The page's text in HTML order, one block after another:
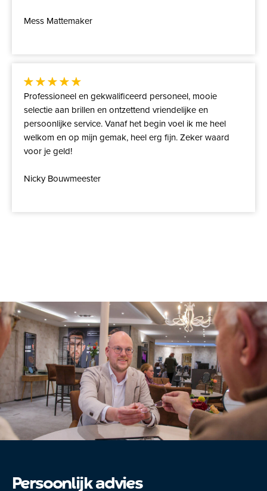
Mess Mattemaker
Professioneel en gekwalificeerd personeel, mooie
selectie aan brillen en ontzettend vriendelijke en
persoonlijke service. Vanaf het begin voel ik me heel
welkom en op mijn gemak, heel erg fijn. Zeker waard
voor je geld!
Nicky Bouwmeester
Persoonlijk advies